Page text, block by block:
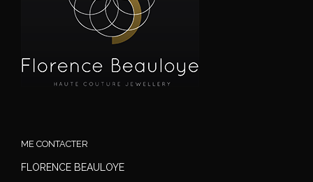
ME CONTACTER
FLORENCE BEAULOYE